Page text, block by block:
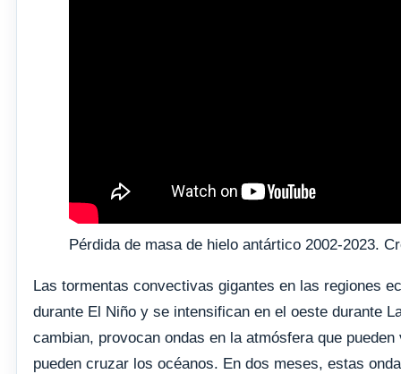
Pérdida de masa de hielo antártico 2002-2023.
Las tormentas convectivas gigantes en las regiones
durante El Niño y se intensifican en el oeste durante
cambian, provocan ondas en la atmósfera que
pueden cruzar los océanos. En dos meses, estas